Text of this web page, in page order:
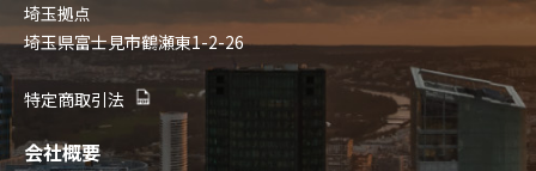
埼玉拠点
埼玉県富士見市鶴瀬東1-2-26
特定商取引法
会社概要